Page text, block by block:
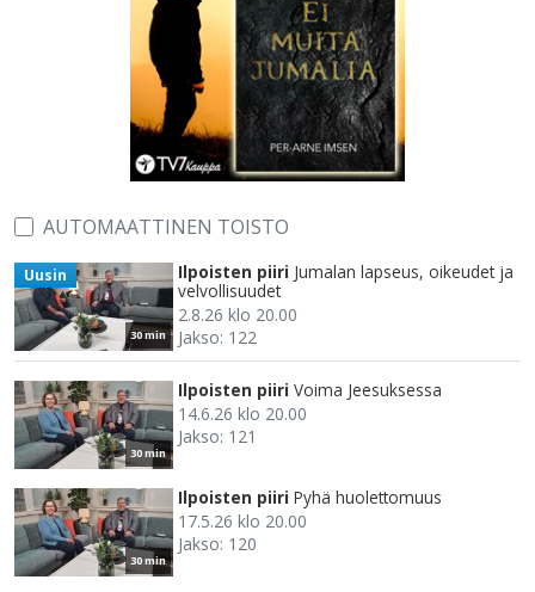
AUTOMAATTINEN TOISTO
30 min
Uusin Ilpoisten piiri Jumalan lapseus, oikeudet ja
velvollisuudet
2.8.26 klo 20.00
Jakso: 122
30 min
Ilpoisten piiri Voima Jeesuksessa
14.6.26 klo 20.00
Jakso: 121
30 min
Ilpoisten piiri Pyhä huolettomuus
17.5.26 klo 20.00
Jakso: 120